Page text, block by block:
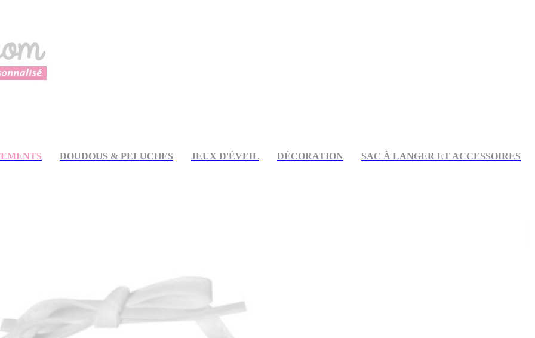
DOUDOUS & PELUCHES JEUX D'ÉVEIL DÉCORATION SAC À LANGER ET ACCESSOIRES